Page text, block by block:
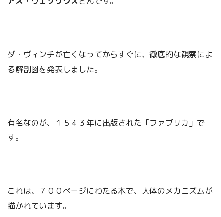
ダ・ヴィンチが亡くなってからすぐに、徹底的な観察によ
る解剖図を発表しました。
有名なのが、１５４３年に出版された「ファブリカ」で
す。
これは、７００ページにわたる本で、人体のメカニズムが
描かれています。